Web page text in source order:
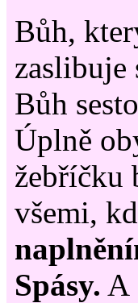
Bůh,
zaslibuje
Bůh
Úplně
žebříčku
všemi,
Spásy. A